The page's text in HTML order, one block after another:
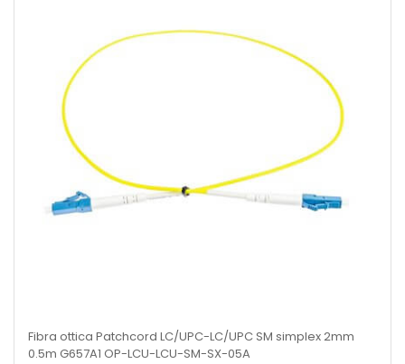
Fibra ottica Patchcord LC/UPC-LC/UPC SM simplex 2mm
0.5m G657A1 OP-LCU-LCU-SM-SX-05A